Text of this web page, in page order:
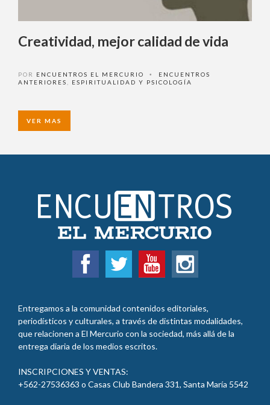
Creatividad, mejor calidad de vida
POR ENCUENTROS EL MERCURIO •
ENCUENTROS
ANTERIORES
ESPIRITUALIDAD Y PSICOLOGÍA
VER MAS
Entregamos a la comunidad contenidos editoriales,
periodísticos y culturales, a través de distintas modalidades,
que relacionen a El Mercurio con la sociedad, más allá de la
entrega diaria de los medios escritos.
INSCRIPCIONES Y VENTAS:
+562-27536363 o Casas Club Bandera 331, Santa María 5542